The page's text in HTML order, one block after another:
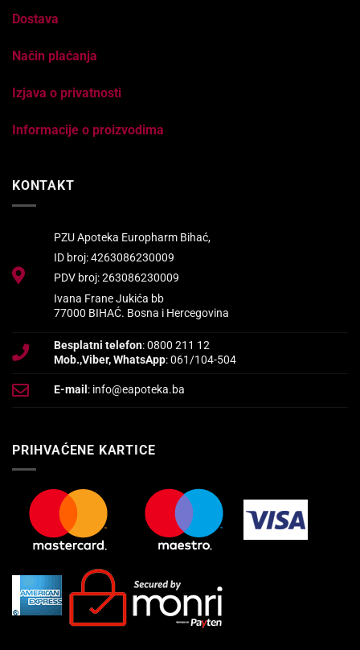
Dostava
Način plaćanja
Izjava o privatnosti
Informacije o proizvodima
KONTAKT
PZU Apoteka Europharm Bihać,
ID broj: 4263086230009
PDV broj: 263086230009
Ivana Frane Jukića bb
77000 BIHAĆ. Bosna i Hercegovina
Besplatni telefon: 0800 211 12
Mob.,Viber, WhatsApp: 061/104-504
E-mail : info@eapoteka.ba
PRIHVAĆENE KARTICE